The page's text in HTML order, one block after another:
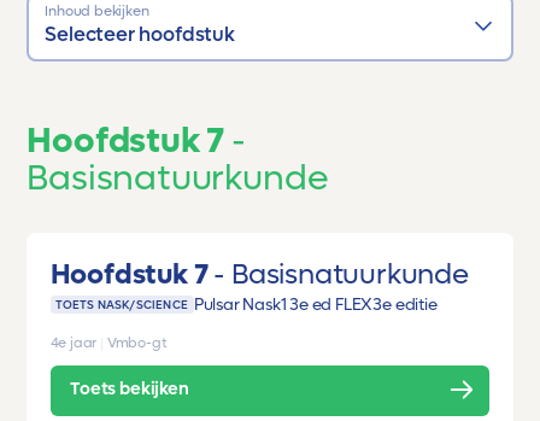
Inhoud bekijken
Selecteer hoofdstuk
Hoofdstuk 7
Basisnatuurkunde
Hoofdstuk 7 Basisnatuurkunde
TOETS NASK/SCIENCE Pulsar Nask1 3e ed FLEX3e editie
4e jaar Vmbo-gt
Toets bekijken